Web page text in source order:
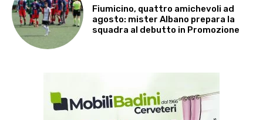
Fiumicino, quattro amichevoli ad
agosto: mister Albano prepara la
squadra al debutto in Promozione